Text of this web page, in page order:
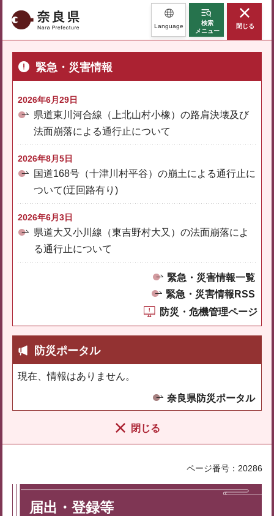
奈良県 Language
検索
メニュー
閉じる
緊急・災害情報
2026年6月29日
県道東川河合線（上北山村小橡）の路肩決壊及び
法面崩落による通行止について
2026年8月5日
国道168号（十津川村平谷）の崩土による通行止に
ついて(迂回路有り)
2026年6月3日
県道大又小川線（東吉野村大又）の法面崩落によ
る通行止について
緊急・災害情報一覧
緊急・災害情報RSS
防災・危機管理ページ
防災ポータル
現在、情報はありません。
奈良県防災ポータル
閉じる
ページ番号：20286
届出・登録等